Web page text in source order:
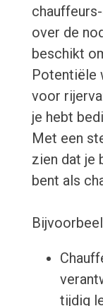
over de
beschikt
Potentiële
voor
je hebt
Met een
zien dat je
bent als
tijdig